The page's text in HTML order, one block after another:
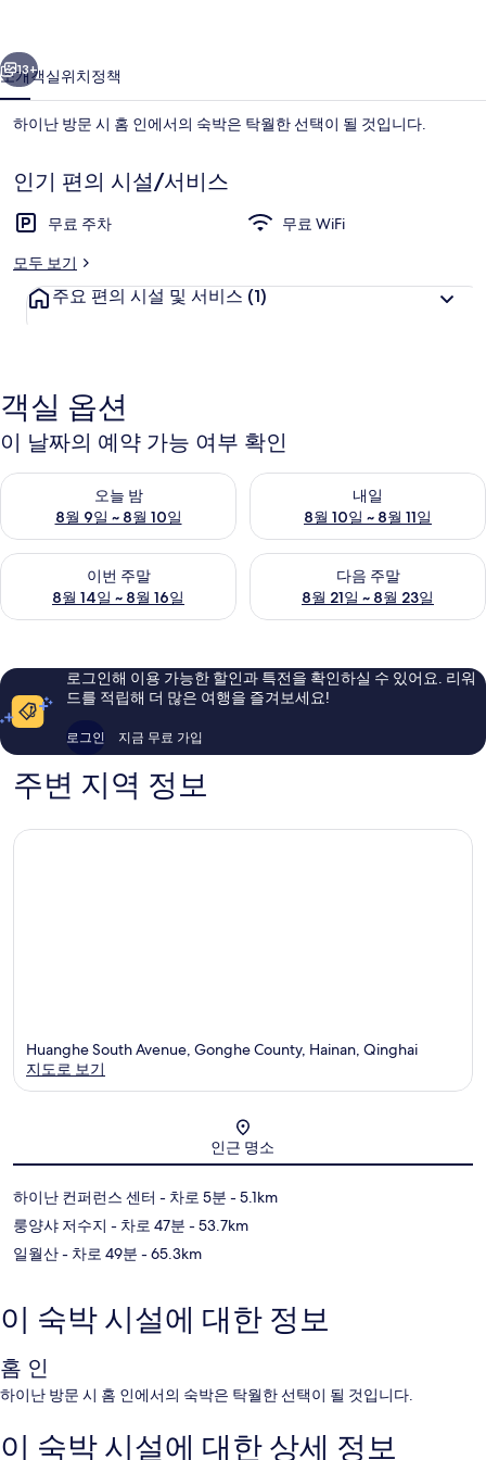
리
객실
13+
소개객실위치정책
하이난 방문 시 홈 인에서의 숙박은 탁월한 선택이 될 것입니다.
인기 편의 시설/서비스
무료 주차
무료 WiFi
모두 보기
주요 편의 시설 및 서비스 (1)
객실 옵션
이 날짜의 예약 가능 여부 확인
오늘 밤
8월 9일 ~ 8월 10일
오늘 밤 예약 가능 여부 확인, 8월 9일 ~ 8월 10일
내일
8월 10일 ~ 8월 11일
내일 예약 가능 여부 확인, 8월
이번 주말
8월 14일 ~ 8월 16일
이번 주말 예약 가능 여부 확인, 8월 14일 ~ 8월 16일
다음 주말
8월 21일 ~ 8월 23일
다음 주말 예약 가능 여부 확인
로그인해 이용 가능한 할인과 특전을 확인하실 수 있어요. 리워
드를 적립해 더 많은 여행을 즐겨보세요!
로그인 지금 무료 가입
주변 지역 정보
지도
Huanghe South Avenue, Gonghe County, Hainan, Qinghai
지도로 보기
인근 명소
하이난 컨퍼런스 센터 - 차로 5분 - 5.1km
룽양샤 저수지 - 차로 47분 - 53.7km
일월산- 차로 49분 - 65.3km
이 숙박 시설에 대한 정보
홈 인
하이난 방문 시 홈 인에서의 숙박은 탁월한 선택이 될 것입니다.
이 숙박 시설에 대한 상세 정보